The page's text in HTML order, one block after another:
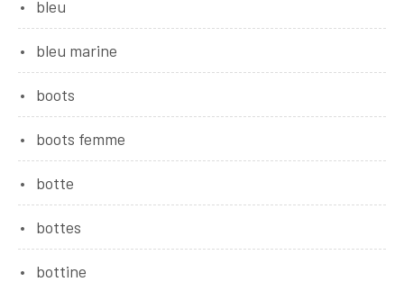
bleu
bleu marine
boots
boots femme
botte
bottes
bottine